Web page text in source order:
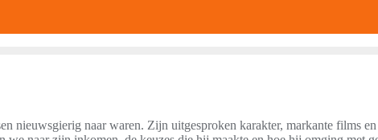
nieuwsgierig naar waren. Zijn uitgesproken karakter, markante films